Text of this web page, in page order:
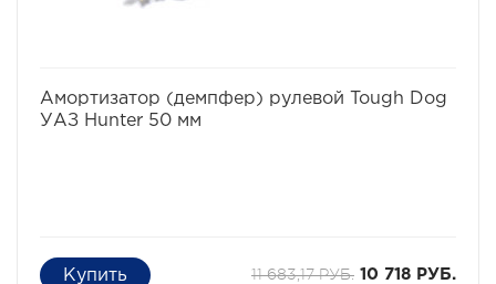
Амортизатор (демпфер) рулевой Tough Dog
УАЗ Hunter 50 мм
11 683,17 РУБ. 10 718 РУБ.